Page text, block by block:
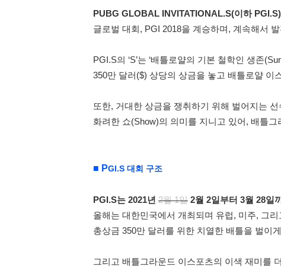
PUBG GLOBAL INVITATIONAL.S(이하 PGI.S)
글로벌 대회, PGI 2018을 계승하며, 계속해서
PGI.S의 ‘S’는 ‘배틀로얄의 기본 철학인 생존
350만 달러($) 상당의 상금을 놓고 배틀로얄 이
또한, 거대한 상금을 쟁취하기 위해 벌어지는
화려한 쇼(Show)의 의미를 지니고 있어, 배틀
■ PGI.S 대회 구조
PGI.S는 2021년 2월 1일 2월 2일부터 3월 28일
올해는 대한민국에서 개최되며 유럽, 미주, 그
총상금 350만 달러를 위한 치열한 배틀을 벌이
그리고 배틀그라운드 이스포츠의 이색 재미를